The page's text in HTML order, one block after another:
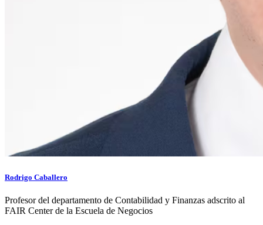
Rodrigo Caballero
Profesor del departamento de Contabilidad y Finanzas adscrito al
FAIR Center de la Escuela de Negocios